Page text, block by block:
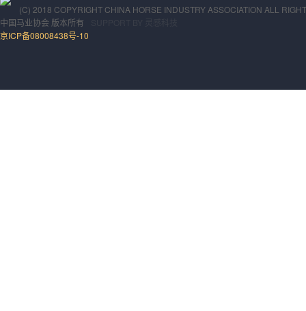
(C) 2018 COPYRIGHT CHINA HORSE INDUSTRY ASSOCIATION ALL
中国马业协会 版本所有
京ICP备08008438号-10